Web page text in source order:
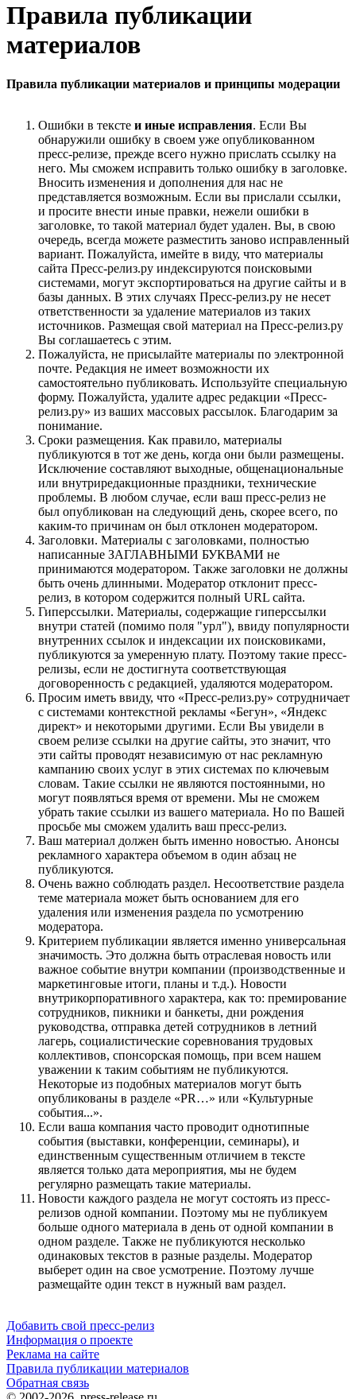
Правила публикации
материалов
Правила публикации материалов и принципы модерации
Ошибки в тексте и иные исправления. Если Вы
обнаружили ошибку в своем уже опубликованном
пресс-релизе, прежде всего нужно прислать ссылку на
него. Мы сможем исправить только ошибку в заголовке.
Вносить изменения и дополнения для нас не
представляется возможным. Если вы прислали ссылки,
и просите внести иные правки, нежели ошибки в
заголовке, то такой материал будет удален. Вы, в свою
очередь, всегда можете разместить заново исправленный
вариант. Пожалуйста, имейте в виду, что материалы
сайта Пресс-релиз.ру индексируются поисковыми
системами, могут экспортироваться на другие сайты и в
базы данных. В этих случаях Пресс-релиз.ру не несет
ответственности за удаление материалов из таких
источников. Размещая свой материал на Пресс-релиз.ру
Вы соглашаетесь с этим.
Пожалуйста, не присылайте материалы по электронной
почте. Редакция не имеет возможности их
самостоятельно публиковать. Используйте специальную
форму. Пожалуйста, удалите адрес редакции «Пресс-
релиз.ру» из ваших массовых рассылок. Благодарим за
понимание.
Сроки размещения. Как правило, материалы
публикуются в тот же день, когда они были размещены.
Исключение составляют выходные, общенациональные
или внутриредакционные праздники, технические
проблемы. В любом случае, если ваш пресс-релиз не
был опубликован на следующий день, скорее всего, по
каким-то причинам он был отклонен модератором.
Заголовки. Материалы с заголовками, полностью
написанные ЗАГЛАВНЫМИ БУКВАМИ не
принимаются модератором. Также заголовки не должны
быть очень длинными. Модератор отклонит пресс-
релиз, в котором содержится полный URL сайта.
Гиперссылки. Материалы, содержащие гиперссылки
внутри статей (помимо поля "урл"), ввиду популярности
внутренних ссылок и индексации их поисковиками,
публикуются за умеренную плату. Поэтому такие пресс-
релизы, если не достигнута соответствующая
договоренность с редакцией, удаляются модератором.
Просим иметь ввиду, что «Пресс-релиз.ру» сотрудничает
с системами контекстной рекламы «Бегун», «Яндекс
директ» и некоторыми другими. Если Вы увидели в
своем релизе ссылки на другие сайты, это значит, что
эти сайты проводят независимую от нас рекламную
кампанию своих услуг в этих системах по ключевым
словам. Такие ссылки не являются постоянными, но
могут появляться время от времени. Мы не сможем
убрать такие ссылки из вашего материала. Но по Вашей
просьбе мы сможем удалить ваш пресс-релиз.
Ваш материал должен быть именно новостью. Анонсы
рекламного характера объемом в один абзац не
публикуются.
Очень важно соблюдать раздел. Несоответствие раздела
теме материала может быть основанием для его
удаления или изменения раздела по усмотрению
модератора.
Критерием публикации является именно универсальная
значимость. Это должна быть отраслевая новость или
важное событие внутри компании (производственные и
маркетинговые итоги, планы и т.д.). Новости
внутрикорпоративного характера, как то: премирование
сотрудников, пикники и банкеты, дни рождения
руководства, отправка детей сотрудников в летний
лагерь, социалистические соревнования трудовых
коллективов, спонсорская помощь, при всем нашем
уважении к таким событиям не публикуются.
Некоторые из подобных материалов могут быть
опубликованы в разделе «PR…» или «Культурные
события...».
Если ваша компания часто проводит однотипные
события (выставки, конференции, семинары), и
единственным существенным отличием в тексте
является только дата мероприятия, мы не будем
регулярно размещать такие материалы.
Новости каждого раздела не могут состоять из пресс-
релизов одной компании. Поэтому мы не публикуем
больше одного материала в день от одной компании в
одном разделе. Также не публикуются несколько
одинаковых текстов в разные разделы. Модератор
выберет один на свое усмотрение. Поэтому лучше
размещайте один текст в нужный вам раздел.
Добавить свой пресс-релиз
Информация о проекте
Реклама на сайте
Правила публикации материалов
Обратная связь